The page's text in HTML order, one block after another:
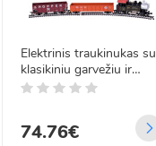
Elektrinis traukinukas su
klasikiniu garvežiu ir
valdymo bloku H0 1:87
74.76€